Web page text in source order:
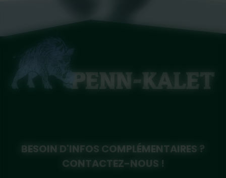
BESOIN D'INFOS COMPLÉMENTAIRES ?
CONTACTEZ-NOUS !